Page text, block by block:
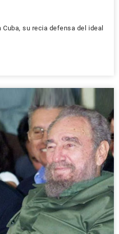
Cuba, su recia defensa del ideal